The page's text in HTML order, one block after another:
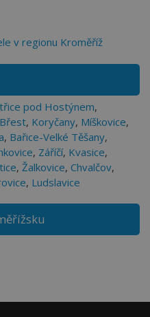
v regionu Kroměříž
pod Hostýnem,
Břest, Koryčany, Míškovice,
, Bařice-Velké Těšany,
, Záříčí, Kvasice,
, Žalkovice, Chvalčov,
, Ludslavice